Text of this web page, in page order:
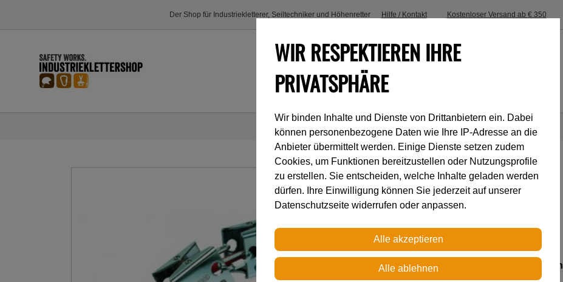
Der Shop für Industriekletterer, Seiltechniker und Höhenretter Hilfe / Kontakt Kostenloser Versand ab € 350
Industrieklettern Accessoires
Petzl
ROLL MODULE
Modularer Seilschutz mit Rollen
WIR RESPEKTIEREN IHRE
PRIVATSPHÄRE
Wir binden Inhalte und Dienste von Drittanbietern ein. Dabei
können personenbezogene Daten wie Ihre IP-Adresse an die
Anbieter übermittelt werden. Einige Dienste setzen zudem
Cookies, um Funktionen bereitzustellen oder Nutzungsprofile
zu erstellen. Sie entscheiden, welche Inhalte geladen werden
dürfen. Ihre Einwilligung können Sie jederzeit auf unserer
Datenschutzseite widerrufen oder anpassen.